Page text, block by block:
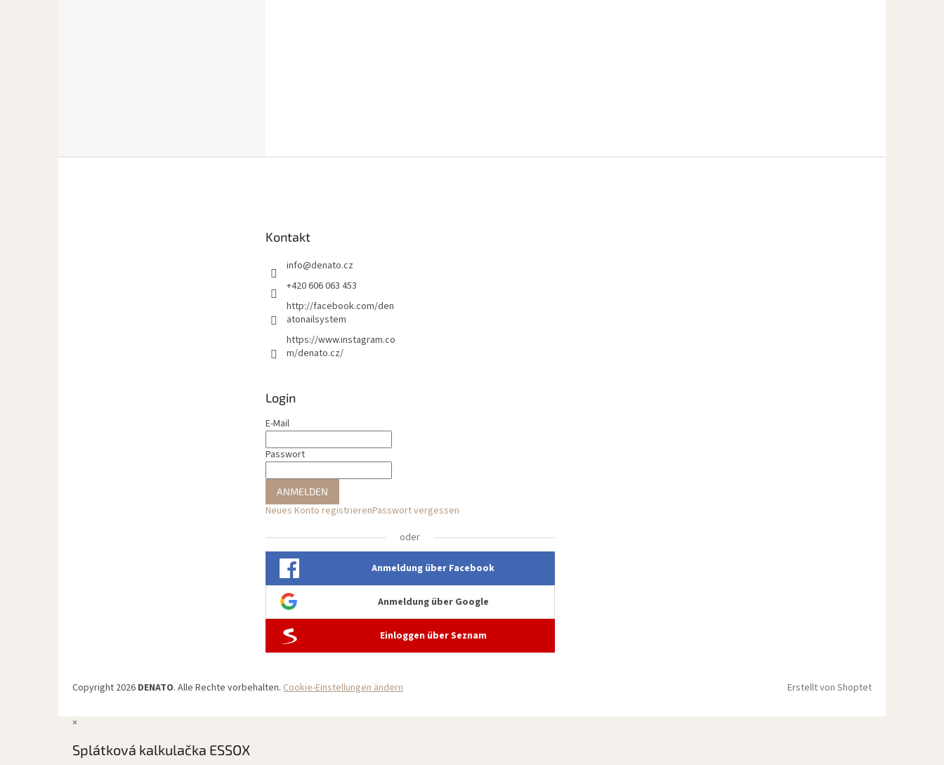
Kontakt
info@denato.cz
+420 606 063 453
http://facebook.com/den
atonailsystem
https://www.instagram.co
m/denato.cz/
Login
E-Mail
Passwort
ANMELDEN
Neues Konto registrierenPasswort vergessen
oder
Anmeldung über Facebook
Anmeldung über Google
Einloggen über Seznam
Erstellt von Shoptet
Copyright 2026 DENATO. Alle Rechte vorbehalten. Cookie-Einstellungen ändern
×
Splátková kalkulačka ESSOX